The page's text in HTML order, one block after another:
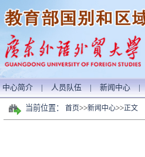
中心简介 | 人员队伍 | 新闻中心 |
当前位置： 首页>>新闻中心>>正文